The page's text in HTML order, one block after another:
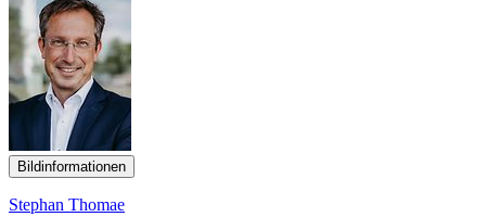
Bildinformationen
Stephan Thomae